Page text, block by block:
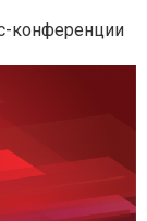
конференции